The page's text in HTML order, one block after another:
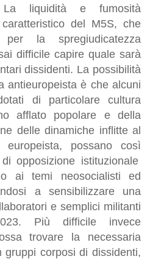
La liquidità e fumosità
del M5S, che
per la spregiudicatezza
difficile capire quale sarà
dissidenti. La possibilità
antieuropeista è che alcuni
di particolare cultura
afflato popolare e della
delle dinamiche inflitte al
possano così
opposizione istituzionale
ai temi neosocialisti ed
a sensibilizzare una
e semplici militanti
Più difficile invece
trovare la necessaria
gruppi corposi di dissidenti,